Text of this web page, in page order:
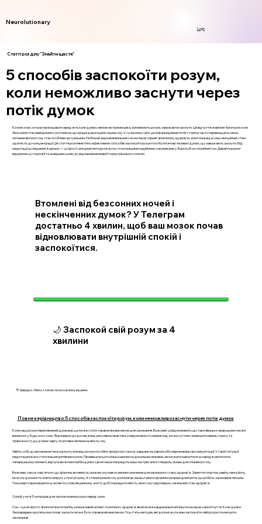
Neurolutionary
Login
Статті розділу "Знайти щастя"
5 способів заспокоїти розум,
коли неможливо заснути через
потік думок
Кожен з нас хоч раз прокидався серед ночі, коли думки, немов нестримна ріка, заповнюють розум, заважаючи заснути. Це відчуття знайоме багатьом: коли
безсоння стає невидимим супутником, що краде дорогоцінні години сну. У сучасному світі, де інформаційний потік і стреси часто перевищують межі,
питання якісного сну стає особливо актуальним. Глибокий, відновлювальний сон не лише сприяє фізичному здоров'ю, але й покращує наш емоційний стан і
здатність до концентрації. Ця стаття розгляне п’ять ефективних способів заспокоїти розум і позбутися нав'язливих думок, що заважають заснути. Від
медитації до ведення журналу — ці прості, але дієві методи можуть стати вашими надійними союзниками у боротьбі за спокійний сон. Давайте разом
відкриємо ці стратегії та знайдемо шлях до відновлення енергії та внутрішнього спокою.
Втомлені від безсонних ночей і
нескінченних думок? У Телеграм
достатньо 4 хвилин, щоб ваш мозок почав
відновлювати внутрішній спокій і
заспокоїтися.
🌙 Заспокой свій розум за 4
хвилини
💛 Швидко. Легко. І з ясністю в кожному рішенні.
Повне керівництво: 5 способів заспокоїти розум, коли неможливо заснути через потік думок
Коли наш розум переповнений думками, це може стати справжнім викликом для засинання. Важливо усвідомлювати, що таке явище є природним і може
виникати у будь-кого з нас. Відповідно до досліджень, регулярна практика усвідомленості, наприклад, може суттєво зменшити рівень стресу та
тривожності, що, в свою чергу, позитивно вплине на якість сну.
Уявіть собі, що ви намагаєтеся заснути, але ваш розум постійно прокручує список завдань на завтра або переживань про минулі події. У такій ситуації
медитація може стати вашим рятівним колом. Провівши всього кілька хвилин на дихальних вправах, ви можете навчитися зосереджуватися на
теперішньому моменті, відпускаючи непотрібні думки. Це не лише покращить ваш настрій, але й створить умови для спокійного сну.
Важливо також пам'ятати, що фізична активність і режим сну мають велике значення для загального стану здоров'я. Заняття спортом, навіть легка йога,
можуть допомогти зняти напругу з тіла і розуму. А сталий режим сну допомагає налаштувати організм на природний ритм, що робить засинання легшим.
Тому варто враховувати ці аспекти у повсякденному житті, щоб покращити якість свого сну і, відповідно, загальний стан здоров'я.
Спокій у ночі: 5 хитрощів для заспокоєння розуму перед сном
Сон – це не просто фізіологічна потреба, а й важливий аспект психічного здоров'я, який може кардинально вплинути на наше самопочуття. Коли думки
безперервно крутяться в голові, заснути може бути справжнім викликом. Ось п'ять методів, які допоможуть вам заспокоїти свій розум і полегшити
засинання.